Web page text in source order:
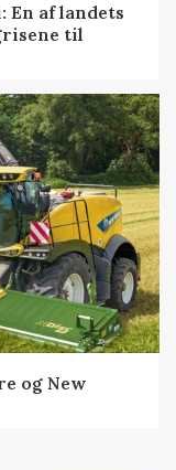
af landets
til
og New